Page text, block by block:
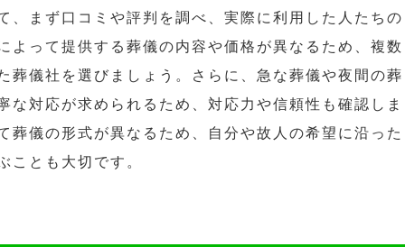
、まず口コミや評判を調べ、実際に利用した人たちの
よって提供する葬儀の内容や価格が異なるため、複数
葬儀社を選びましょう。さらに、急な葬儀や夜間の葬
な対応が求められるため、対応力や信頼性も確認しま
葬儀の形式が異なるため、自分や故人の希望に沿った
ことも大切です。